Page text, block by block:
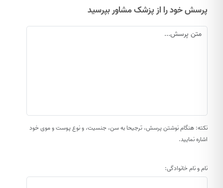
پرسش خود را از پزشک مشاور بپرسید
نکته: هنگام نوشتن پرسش، ترجیحا به سن، جنسیت، و نوع پوست و موی خود
اشاره نمایید.
نام و نام خانوادگی: